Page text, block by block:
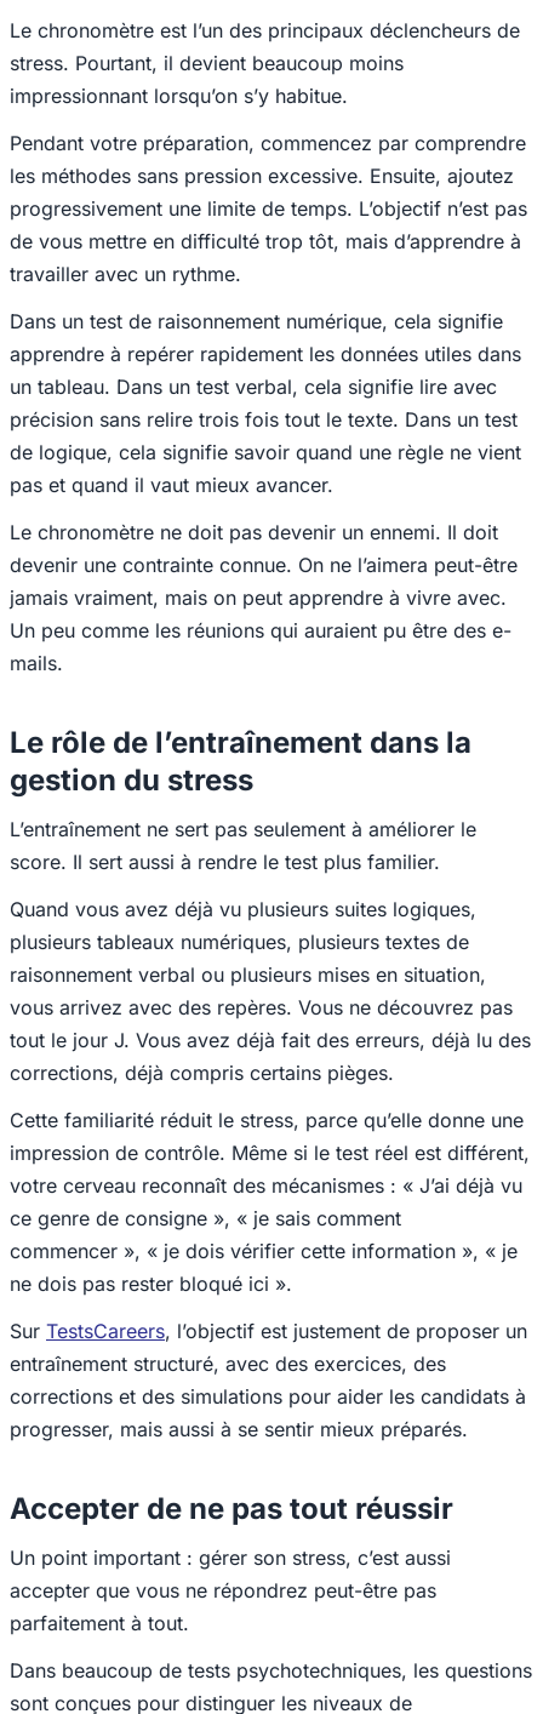
Le chronomètre est l’un des principaux déclencheurs de
stress. Pourtant, il devient beaucoup moins
impressionnant lorsqu’on s’y habitue.
Pendant votre préparation, commencez par comprendre
les méthodes sans pression excessive. Ensuite, ajoutez
progressivement une limite de temps. L’objectif n’est pas
de vous mettre en difficulté trop tôt, mais d’apprendre à
travailler avec un rythme.
Dans un test de raisonnement numérique, cela signifie
apprendre à repérer rapidement les données utiles dans
un tableau. Dans un test verbal, cela signifie lire avec
précision sans relire trois fois tout le texte. Dans un test
de logique, cela signifie savoir quand une règle ne vient
pas et quand il vaut mieux avancer.
Le chronomètre ne doit pas devenir un ennemi. Il doit
devenir une contrainte connue. On ne l’aimera peut-être
jamais vraiment, mais on peut apprendre à vivre avec.
Un peu comme les réunions qui auraient pu être des e-
mails.
Le rôle de l’entraînement dans la
gestion du stress
L’entraînement ne sert pas seulement à améliorer le
score. Il sert aussi à rendre le test plus familier.
Quand vous avez déjà vu plusieurs suites logiques,
plusieurs tableaux numériques, plusieurs textes de
raisonnement verbal ou plusieurs mises en situation,
vous arrivez avec des repères. Vous ne découvrez pas
tout le jour J. Vous avez déjà fait des erreurs, déjà lu des
corrections, déjà compris certains pièges.
Cette familiarité réduit le stress, parce qu’elle donne une
impression de contrôle. Même si le test réel est différent,
votre cerveau reconnaît des mécanismes : « J’ai déjà vu
ce genre de consigne », « je sais comment
commencer », « je dois vérifier cette information », « je
ne dois pas rester bloqué ici ».
Sur TestsCareers, l’objectif est justement de proposer un
entraînement structuré, avec des exercices, des
corrections et des simulations pour aider les candidats à
progresser, mais aussi à se sentir mieux préparés.
Accepter de ne pas tout réussir
Un point important : gérer son stress, c’est aussi
accepter que vous ne répondrez peut-être pas
parfaitement à tout.
Dans beaucoup de tests psychotechniques, les questions
sont conçues pour distinguer les niveaux de